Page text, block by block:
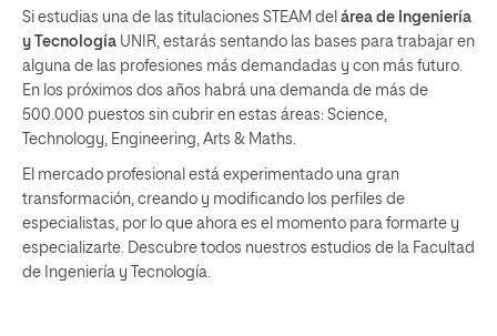
Si estudias una de las titulaciones STEAM del área de Ingeniería
y Tecnología UNIR, estarás sentando las bases para trabajar en
alguna de las profesiones más demandadas y con más futuro.
En los próximos dos años habrá una demanda de más de
500.000 puestos sin cubrir en estas áreas: Science,
Technology, Engineering, Arts & Maths.
El mercado profesional está experimentado una gran
transformación, creando y modificando los perfiles de
especialistas, por lo que ahora es el momento para formarte y
especializarte. Descubre todos nuestros estudios de la Facultad
de Ingeniería y Tecnología.